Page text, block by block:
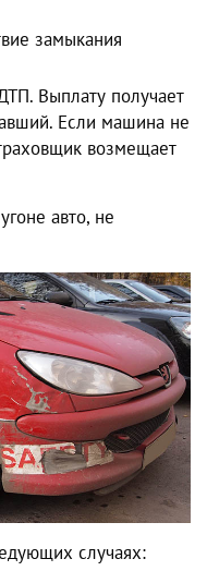
замыкания
Выплату получает
Если машина не
возмещает
авто, не
случаях: